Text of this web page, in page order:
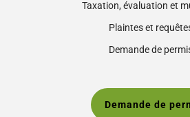
Taxation, évaluation et
Plaintes et
Demande de
Demande de